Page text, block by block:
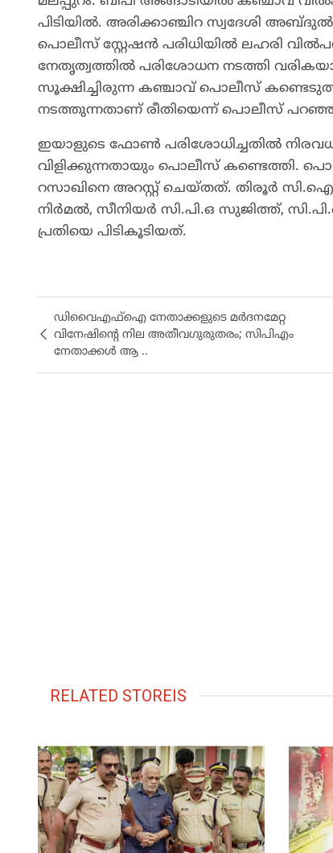
പിടിയില്‍. അരിക്കാഞ്ചിറ സ്വദേശി
പൊലീസ് സ്റ്റേഷന്‍ പരിധിയില്‍ ലഹരി
നേതൃത്വത്തില്‍ പരിശോധന നടത്തി
സൂക്ഷിച്ചിരുന്ന കഞ്ചാവ് പൊലീസ്
നടത്തുന്നതാണ് രീതിയെന്ന് പൊലീസ്
ഇയാളുടെ ഫോണ്‍ പരിശോധിച്ചതില്‍
വിളിക്കുന്നതായും പൊലീസ് കണ്ടെത്തി.
റസാഖിനെ അറസ്റ്റ് ചെയ്തത്. തിരൂര്‍
നിര്‍മല്‍, സീനിയര്‍ സി.പി.ഒ സുജിത്ത്,
പ്രതിയെ പിടികൂടിയത്.
ഡിവൈഎഫ്ഐ നേതാക്കളുടെ മർദനമേറ്റ
വിനേഷിൻ്റെ നില അതീവ​ഗുരുതരം; സിപിഎം
നേതാക്കൾ ആ ..
RELATED STOREIS